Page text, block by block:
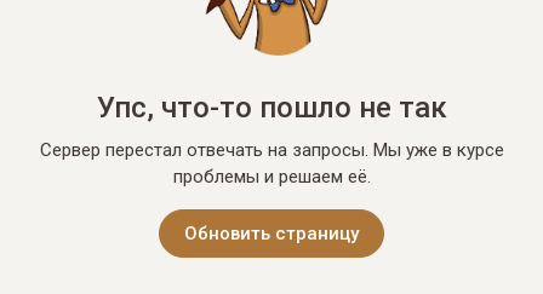
Упс, что-то пошло не так
Сервер перестал отвечать на запросы. Мы уже в курсе
проблемы и решаем её.
Обновить страницу